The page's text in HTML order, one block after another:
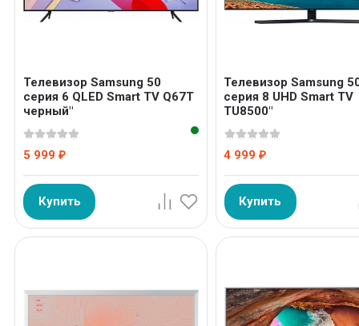
Телевизор Samsung 50
серия 6 QLED Smart TV Q67T
черный"
5 999₽
Купить
Телевизор Samsung
серия 8 UHD Smart TV
TU8500"
4 999₽
Купить